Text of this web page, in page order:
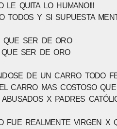
LE QUITA LO HUMANO!!!
TODOS Y SI SUPUESTA
QUE SER DE ORO
SER DE ORO
DE UN CARRO TODO
CARRO MAS COSTOSO
X PADRES
FUE REALMENTE VIRGEN X